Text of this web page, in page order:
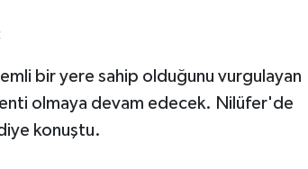
bir yere sahip olduğunu vurgulayan
olmaya devam edecek. Nilüfer'de
konuştu.